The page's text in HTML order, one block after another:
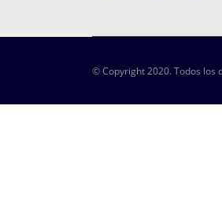
© Copyright 2020. Todos los